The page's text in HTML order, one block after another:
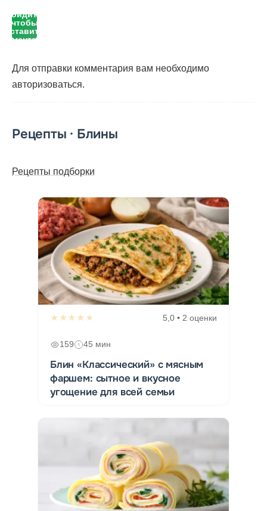
Войдите,
чтобы
оставить
Для отправки комментария вам необходимо
авторизоваться.
Рецепты · Блины
Рецепты подборки
★★★★★ 5,0 • 2 оценки
159 45 мин
Блин «Классический» с мясным
фаршем: сытное и вкусное
угощение для всей семьи